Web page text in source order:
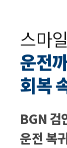
스마
운전
회복
BGN 검
운전 복